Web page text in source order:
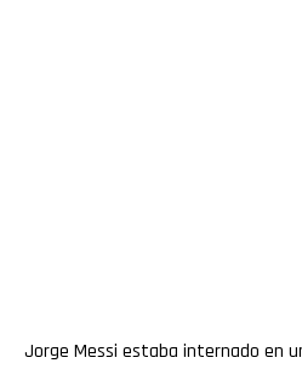
Jorge Messi estaba internado en